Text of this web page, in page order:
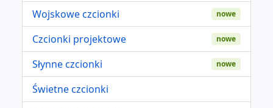
Wojskowe czcionki nowe
Czcionki projektowe nowe
Słynne czcionki nowe
Świetne czcionki